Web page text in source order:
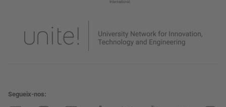
Segueix-nos